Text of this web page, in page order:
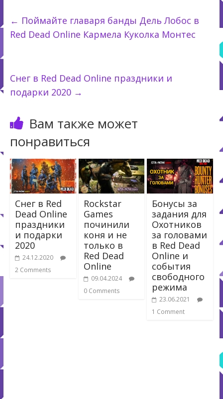
← Поймайте главаря банды Дель Лобос в
Red Dead Online Кармела Куколка Монтес
Снег в Red Dead Online праздники и
подарки 2020 →
Вам также может
понравиться
Снег в Red
Dead Online
праздники
и подарки
2020
24.12.2020
2 Comments
Rockstar
Games
починили
коня и не
только в
Red Dead
Online
09.04.2024
0 Comments
Бонусы за
задания для
Охотников
за головами
в Red Dead
Online и
события
свободного
режима
23.06.2021
1 Comment